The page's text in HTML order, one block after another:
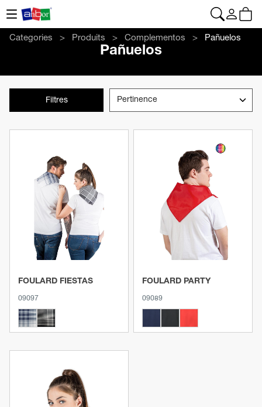
Categories Produits Complementos Pañuelos
Pañuelos
Filtres
Voir le produit
FOULARD FIESTAS
09097
Voir le produit
FOULARD PARTY
09089